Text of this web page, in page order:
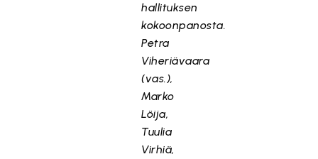
hallituksen
kokoonpanosta.
Petra
Viheriävaara
(vas.),
Marko
Löija,
Tuulia
Virhiä,